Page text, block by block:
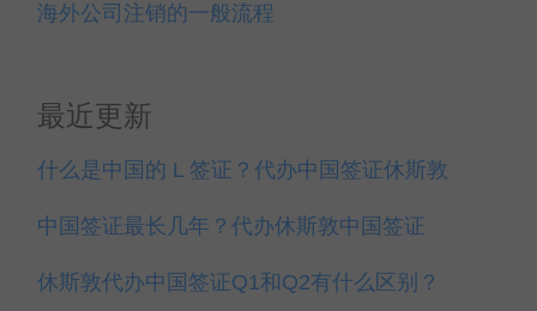
海外公司注销的一般流程
最近更新
什么是中国的 L 签证？代办中国签证休斯敦
中国签证最长几年？代办休斯敦中国签证
休斯敦代办中国签证Q1和Q2有什么区别？